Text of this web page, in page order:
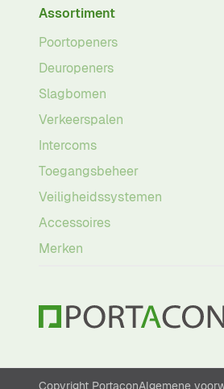
Assortiment
Poortopeners
Deuropeners
Slagbomen
Verkeerspalen
Intercoms
Toegangsbeheer
Veiligheidssystemen
Accessoires
Merken
Copyright PortaconAlgemene